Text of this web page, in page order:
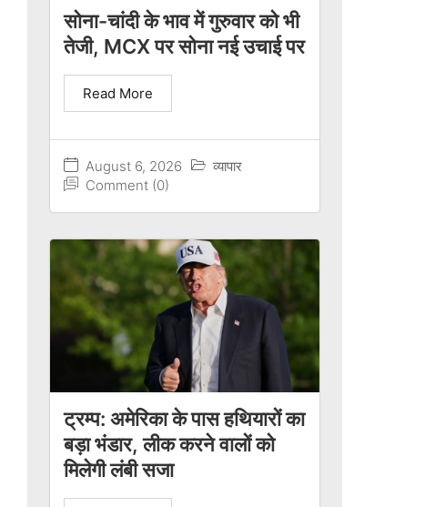
सोना-चांदी के भाव में गुरुवार को भी
तेजी, MCX पर सोना नई उचाई पर
August 6, 2026
व्यापार
Comment (0)
Read More
ट्रम्प: अमेरिका के पास हथियारों का
बड़ा भंडार, लीक करने वालों को
मिलेगी लंबी सजा